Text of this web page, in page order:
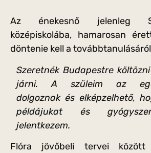
Az énekesnő jelenleg
középiskolába, hamarosan
döntenie kell a
Szeretnék Budapestre
járni. A szüleim az
dolgoznak és elképzelhető,
példájukat és
jelentkezem.
Flóra jövőbeli tervei között